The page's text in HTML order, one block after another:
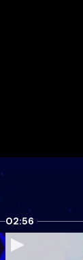
02:56